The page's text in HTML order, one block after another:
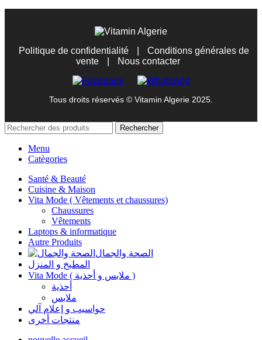
Politique de confidentialité
Conditions générales de
vente
Nous contacter
Tous droits réservés © Vitamin Algerie 2025.
Rechercher
Menu
Catègories
Santé & Beauté
Cuisine & Maison
Vita Mode ( Vêtements et chaussures)
Chaussures
Vêtements
Laptops & informatique
Autre Produits
الصحة والجمال
المطبخ و المنزل
Vita Mode ( ملابس و أحذية )
أحذية
ملابس
حواسيب و إعلام آلي
منتجات أخرى